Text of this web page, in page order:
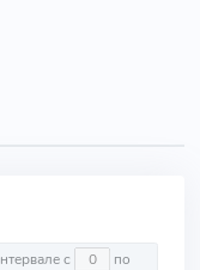
На интервале с по